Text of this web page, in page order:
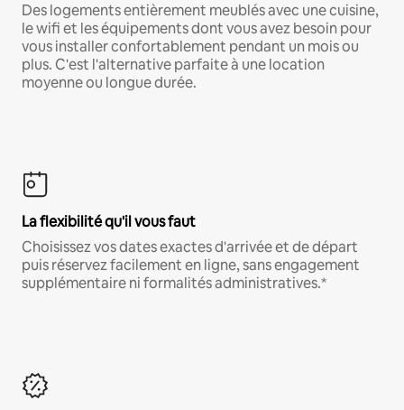
Des logements entièrement meublés avec une cuisine,
le wifi et les équipements dont vous avez besoin pour
vous installer confortablement pendant un mois ou
plus. C'est l'alternative parfaite à une location
moyenne ou longue durée.
La flexibilité qu'il vous faut
Choisissez vos dates exactes d'arrivée et de départ
puis réservez facilement en ligne, sans engagement
supplémentaire ni formalités administratives.*